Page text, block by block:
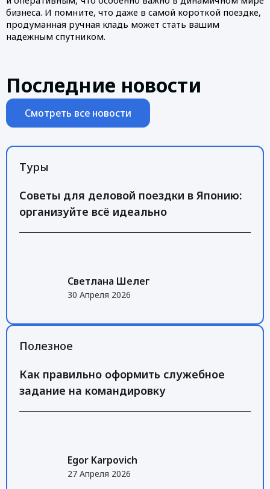
бизнеса. И помните, что даже в самой короткой поездке,
продуманная ручная кладь может стать вашим
надежным спутником.
Последние новости
Смотреть все новости
Туры
Советы для деловой поездки в Японию:
организуйте всё идеально
Светлана Шелег
30 Апреля 2026
Полезное
Как правильно оформить служебное
задание на командировку
Egor Karpovich
27 Апреля 2026